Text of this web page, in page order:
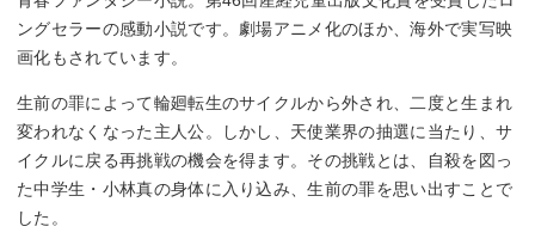
ングセラーの感動小説です。劇場アニメ化のほか、海外で実写映
画化もされています。
生前の罪によって輪廻転生のサイクルから外され、二度と生まれ
変われなくなった主人公。しかし、天使業界の抽選に当たり、サ
イクルに戻る再挑戦の機会を得ます。その挑戦とは、自殺を図っ
た中学生・小林真の身体に入り込み、生前の罪を思い出すことで
した。